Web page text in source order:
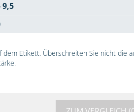
9,5
Etikett. Überschreiten Sie nicht die